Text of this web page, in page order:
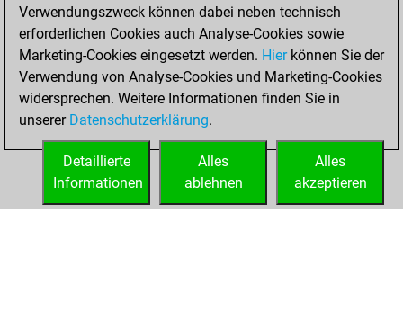
Freitag, Mai 8,
2026
You played 1
bullet games
Play
You scored +1
=0 -0 in bullet
Verwendungszweck können dabei neben technisch
erforderlichen Cookies auch Analyse-Cookies sowie
Marketing-Cookies eingesetzt werden. Hierkönnen Sie der
Verwendung von Analyse-Cookies und Marketing-Cookies
widersprechen. Weitere Informationen finden Sie in
unserer Datenschutzerklärung.
Alles
akzeptieren
Alles
ablehnen
Detaillierte
Informationen